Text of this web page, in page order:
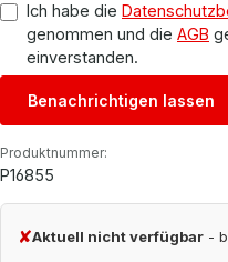
Ich habe die
genommen und die AGB
einverstanden.
Benachrichtigen lassen
Produktnummer:
P16855
✘Aktuell nicht verfügbar -